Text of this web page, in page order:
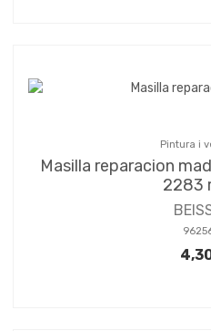
Pintura i
Masilla reparacion
2283